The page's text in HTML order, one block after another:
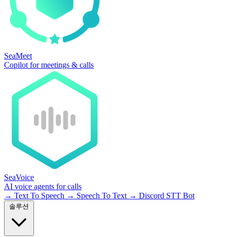
SeaMeet
Copilot for meetings & calls
SeaVoice
AI voice agents for calls
→ Text To Speech → Speech To Text → Discord STT Bot